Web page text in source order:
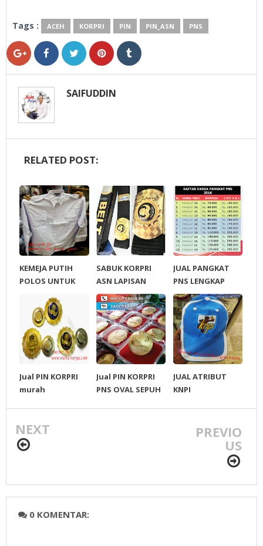
Tags : ACEH KORPRI PIN PIN_ASN PNS
SAIFUDDIN
RELATED POST:
KEMEJA PUTIH
POLOS UNTUK
SABUK KORPRI
ASN LAPISAN
EMAS ASLI
JUAL PANGKAT
PNS LENGKAP
SEMUA
GOLONGAN
Jual PIN KORPRI
murah
Jual PIN KORPRI
PNS OVAL SEPUH
JUAL ATRIBUT
KNPI
NEXT PREVIO
US
0 KOMENTAR: